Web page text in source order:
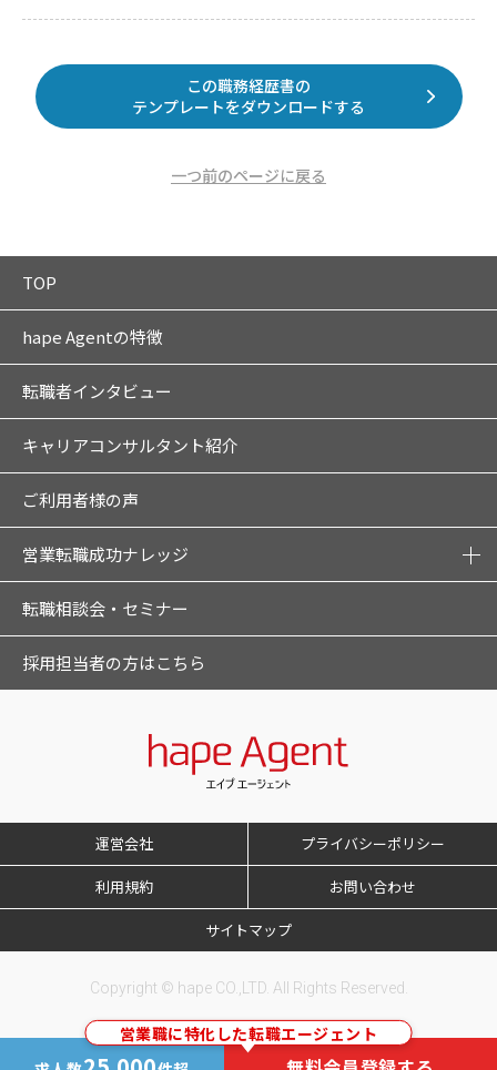
この職務経歴書の
テンプレートをダウンロードする
一つ前のページに戻る
営業職に特化した転職エージェント
TOP
hape Agentの特徴
転職者インタビュー
キャリアコンサルタント紹介
ご利用者様の声
営業転職成功ナレッジ
転職相談会・セミナー
採用担当者の方はこちら
運営会社 プライバシーポリシー
利用規約 お問い合わせ
サイトマップ
Copyright © hape CO.,LTD. All Rights Reserved.